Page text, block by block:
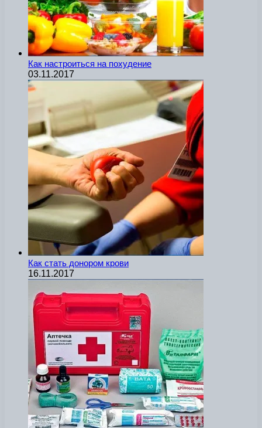
Как настроиться на похудение
03.11.2017
Как стать донором крови
16.11.2017